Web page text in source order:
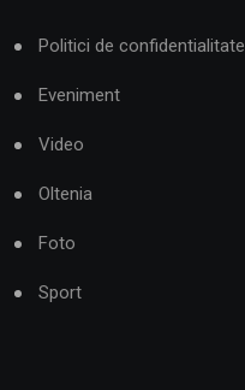
Politici de confidentialitate
Eveniment
Video
Oltenia
Foto
Sport